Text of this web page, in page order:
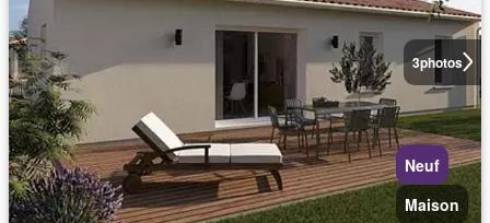
3photos
Neuf
Maison